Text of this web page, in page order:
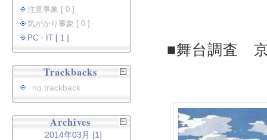
■舞台調査
注意事象 [ 0 ]
気がかり事象 [ 0 ]
PC・IT [ 1 ]
Trackbacks
no trackback
Archives
2014年03月 [1]